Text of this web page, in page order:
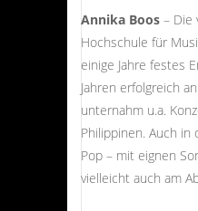
Annika Boos – Die
Hochschule für
einige Jahre festes
Jahren erfolgreich
unternahm u.a.
Philippinen. Auch in
Pop – mit eignen
vielleicht auch am